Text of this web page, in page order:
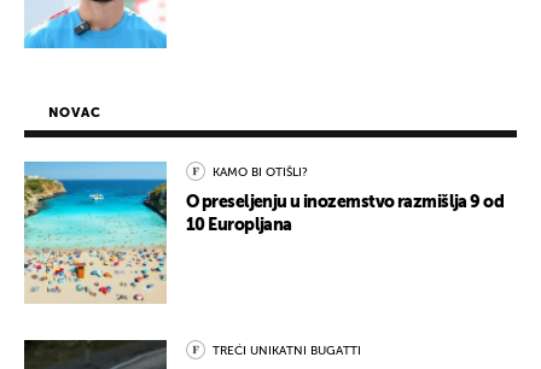
NOVAC
KAMO BI OTIŠLI?
O preseljenju u inozemstvo razmišlja 9 od
10 Europljana
TREĆI UNIKATNI BUGATTI